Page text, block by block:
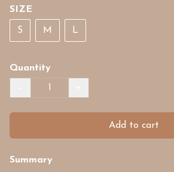
SIZE
S M L
Quantity
Add to cart
Summary